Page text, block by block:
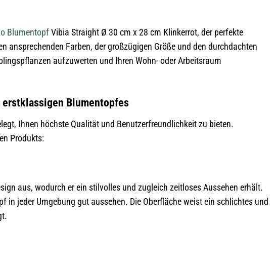
Blumentopf Vibia Straight Ø 30 cm x 28 cm Klinkerrot, der perfekte
ansprechenden Farben, der großzügigen Größe und den durchdachten
aufzuwerten und Ihren Wohn- oder Arbeitsraum
erstklassigen Blumentopfes
Ihnen höchste Qualität und Benutzerfreundlichkeit zu bieten.
Produkts:
aus, wodurch er ein stilvolles und zugleich zeitloses Aussehen erhält.
in jeder Umgebung gut aussehen. Die Oberfläche weist ein schlichtes und